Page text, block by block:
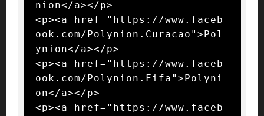
nion</a></p>
<p><a href="https://www.faceb
ook.com/Polynion.Curacao">Pol
ynion</a></p>
<p><a href="https://www.faceb
ook.com/Polynion.Fifa">Polyni
on</a></p>
<p><a href="https://www.faceb